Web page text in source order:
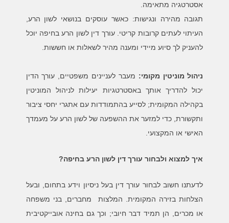
אסטרטגיה מתאימה.
תגובה מהירה ונגישות: כאשר עוסקים בנושאי לשון הרע,
העיתוי לעתים קרובות קריטי. עורך דין לשון הרע בחיפה יוכל
להעניק לך סיוע מיידי ומענה מהיר לשאלות או חששות.
ניהול מוניטין מקומי: מעבר לעניינים משפטיים, עורך הדין
יכול להדריך אותך באסטרטגיות יעילות לניהול המוניטין
בקהילה המקומית; לסייע בהתמודדות עם אתגרי יחסי ציבור
ותקשורת, כדי למזער את ההשפעה של לשון הרע על מעמדך
האישי או המקצועי.
איך למצוא ולבחור עורך דין לשון הרע בחיפה?
לדעתנו חשוב לבחור עורך דין בעל ניסיון וידע בתחום, ובעל
הצלחות בזירה המקומית. המלצות מחברים, בני משפחה
או מכרים, הן תמיד דבר חיובי; וכך גם בחינה אובייקטיבית